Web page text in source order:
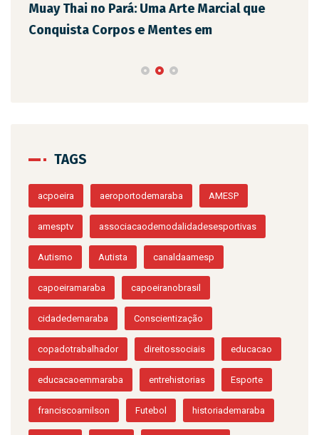
Muay Thai no Pará: Uma Arte Marcial que
Conquista Corpos e Mentes em
TAGS
acpoeira aeroportodemaraba AMESP
amesptv associacaodemodalidadesesportivas
Autismo Autista canaldaamesp
capoeiramaraba capoeiranobrasil
cidadedemaraba Conscientização
copadotrabalhador direitossociais educacao
educacaoemmaraba entrehistorias Esporte
franciscoarnilson Futebol historiademaraba